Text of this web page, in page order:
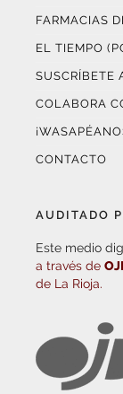
FARMACIAS
EL TIEMPO
SUSCRÍBETE
COLABORA
CONTACTO
AUDITADO
Este medio
a través de
de La Rioja.